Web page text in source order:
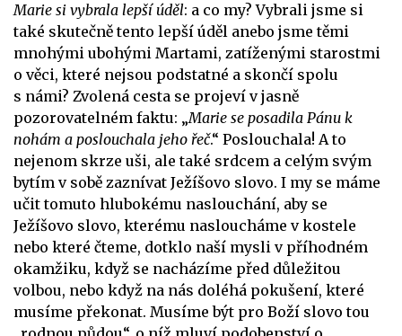
Marie si vybrala lepší úděl: a co my? Vybrali jsme si
také skutečně tento lepší úděl anebo jsme těmi
mnohými ubohými Martami, zatíženými starostmi
o věci, které nejsou podstatné a skončí spolu
s námi? Zvolená cesta se projeví v jasně
pozorovatelném faktu: „Marie se posadila Pánu k
nohám a poslouchala jeho řeč.“ Poslouchala! A to
nejenom skrze uši, ale také srdcem a celým svým
bytím v sobě zaznívat Ježíšovo slovo. I my se máme
učit tomuto hlubokému naslouchání, aby se
Ježíšovo slovo, kterému nasloucháme v kostele
nebo které čteme, dotklo naší mysli v příhodném
okamžiku, když se nacházíme před důležitou
volbou, nebo když na nás doléhá pokušení, které
musíme překonat. Musíme být pro Boží slovo tou